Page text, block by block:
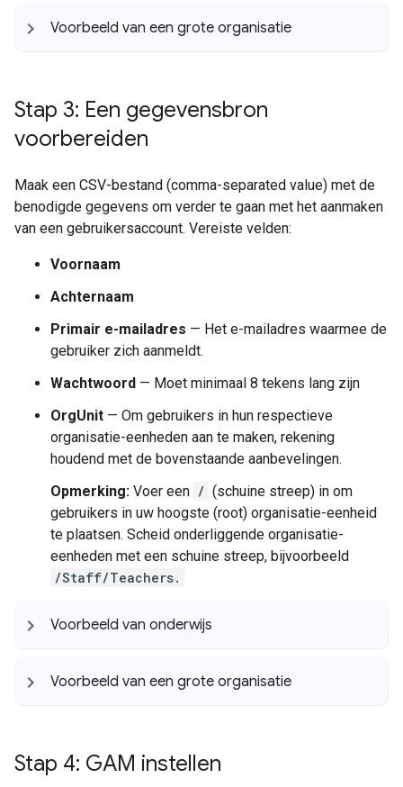
Voorbeeld van een grote organisatie
Stap 3: Een gegevensbron
voorbereiden
Maak een CSV-bestand (comma-separated value) met de
benodigde gegevens om verder te gaan met het aanmaken
van een gebruikersaccount. Vereiste velden:
Voornaam
Achternaam
Primair e-mailadres — Het e-mailadres waarmee de
gebruiker zich aanmeldt.
Wachtwoord — Moet minimaal 8 tekens lang zijn
OrgUnit — Om gebruikers in hun respectieve
organisatie-eenheden aan te maken, rekening
houdend met de bovenstaande aanbevelingen.
Opmerking: Voer een / (schuine streep) in om
gebruikers in uw hoogste (root) organisatie-eenheid
te plaatsen. Scheid onderliggende organisatie-
eenheden met een schuine streep, bijvoorbeeld
/Staff/Teachers.
Voorbeeld van onderwijs
Voorbeeld van een grote organisatie
Stap 4: GAM instellen